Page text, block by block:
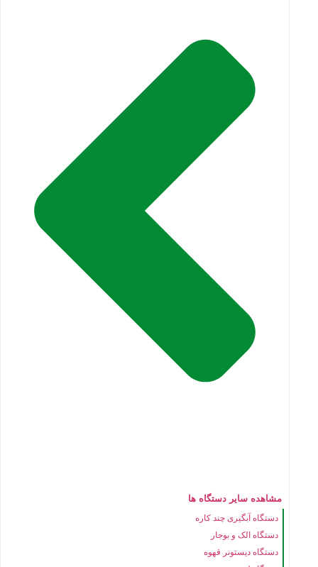
مشاهده سایر دستگاه ها
دستگاه آبگیری چند کاره
دستگاه الک و بوجار
دستگاه دیستونر قهوه